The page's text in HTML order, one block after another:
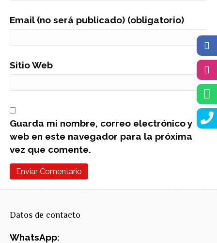
Email (no será publicado) (obligatorio)
Sitio Web
Guarda mi nombre, correo electrónico y
web en este navegador para la próxima
vez que comente.
Datos de contacto
WhatsApp: